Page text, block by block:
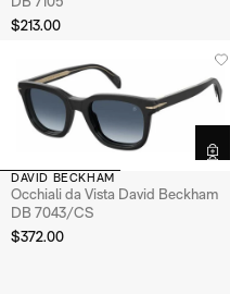
PER PREZZO
Occhiali meno di 100€
Occhiali da vista tra 100€ e 350€
PER PREZZO
Occhiali da sole tra 100€ e 350€
Novità
$213.00
DAVID BECKHAM
Occhiali da Vista David Beckham
DB 7043/CS
$372.00